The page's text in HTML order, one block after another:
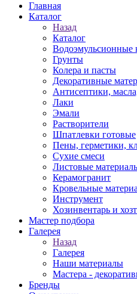
Главная
Каталог
Назад
Каталог
Водоэмульсионные
Грунты
Колера и пасты
Декоративные
Антисептики,
Лаки
Эмали
Растворители
Шпатлевки готовые
Пены, герметики,
Сухие смеси
Листовые
Керамогранит
Кровельные
Инструмент
Хозинвентарь и
Мастер подбора
Галерея
Назад
Галерея
Наши материалы
Мастера -
Бренды